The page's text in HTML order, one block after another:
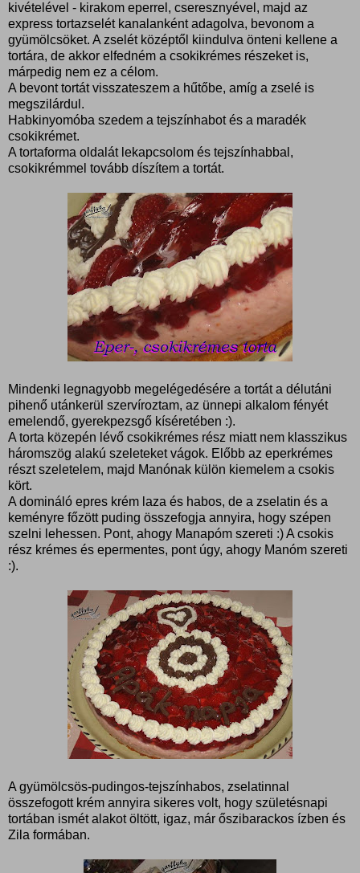
kivételével - kirakom eperrel, cseresznyével, majd az
express tortazselét kanalanként adagolva, bevonom a
gyümölcsöket. A zselét középtől kiindulva önteni kellene a
tortára, de akkor elfedném a csokikrémes részeket is,
márpedig nem ez a célom.
A bevont tortát visszateszem a hűtőbe, amíg a zselé is
megszilárdul.
Habkinyomóba szedem a tejszínhabot és a maradék
csokikrémet.
A tortaforma oldalát lekapcsolom és tejszínhabbal,
csokikrémmel tovább díszítem a tortát.
Mindenki legnagyobb megelégedésére a tortát a délutáni
pihenő utánkerül szervíroztam, az ünnepi alkalom fényét
emelendő, gyerekpezsgő kíséretében :).
A torta közepén lévő csokikrémes rész miatt nem klasszikus
háromszög alakú szeleteket vágok. Előbb az eperkrémes
részt szeletelem, majd Manónak külön kiemelem a csokis
kört.
A domináló epres krém laza és habos, de a zselatin és a
keményre főzött puding összefogja annyira, hogy szépen
szelni lehessen. Pont, ahogy Manapóm szereti :) A csokis
rész krémes és epermentes, pont úgy, ahogy Manóm szereti
:).
A gyümölcsös-pudingos-tejszínhabos, zselatinnal
összefogott krém annyira sikeres volt, hogy születésnapi
tortában ismét alakot öltött, igaz, már őszibarackos ízben és
Zila formában.